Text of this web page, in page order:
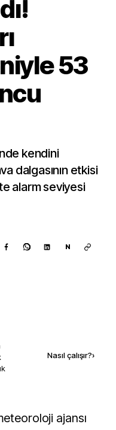
53
kendini
dalgasının etkisi
alarm seviyesi
N
Nasıl çalışır?›